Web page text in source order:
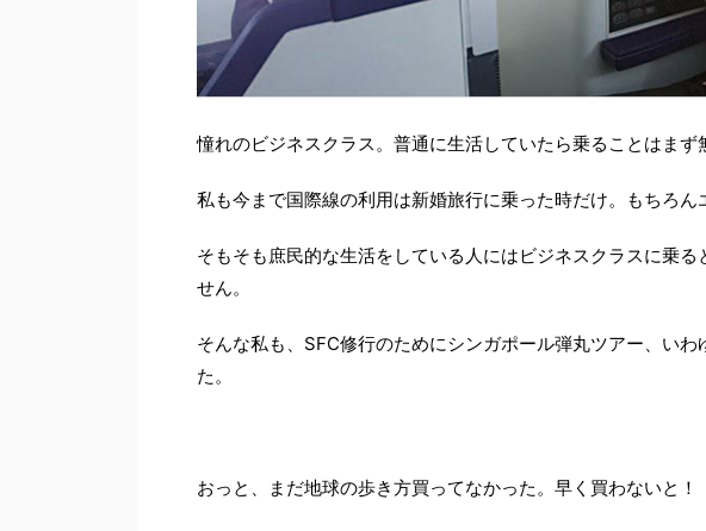
憧れのビジネスクラス。普通に生活していたら乗ることはまず
私も今まで国際線の利用は新婚旅行に乗った時だけ。もちろん
そもそも庶民的な生活をしている人にはビジネスクラスに乗
せん。
そんな私も、SFC修行のためにシンガポール弾丸ツアー、い
た。
おっと、まだ地球の歩き方買ってなかった。早く買わないと！